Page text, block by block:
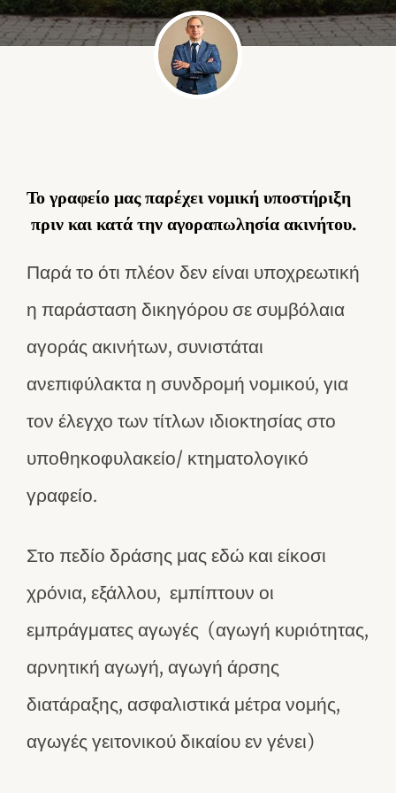
Το γραφείο μας παρέχει νομική υποστήριξη
πριν και κατά την αγοραπωλησία ακινήτου.
Παρά το ότι πλέον δεν είναι υποχρεωτική
η παράσταση δικηγόρου σε συμβόλαια
αγοράς ακινήτων, συνιστάται
ανεπιφύλακτα η συνδρομή νομικού, για
τον έλεγχο των τίτλων ιδιοκτησίας στο
υποθηκοφυλακείο/ κτηματολογικό
γραφείο.
Στο πεδίο δράσης μας εδώ και είκοσι
χρόνια, εξάλλου, εμπίπτουν οι
εμπράγματες αγωγές (αγωγή κυριότητας,
αρνητική αγωγή, αγωγή άρσης
διατάραξης, ασφαλιστικά μέτρα νομής,
αγωγές γειτονικού δικαίου εν γένει)